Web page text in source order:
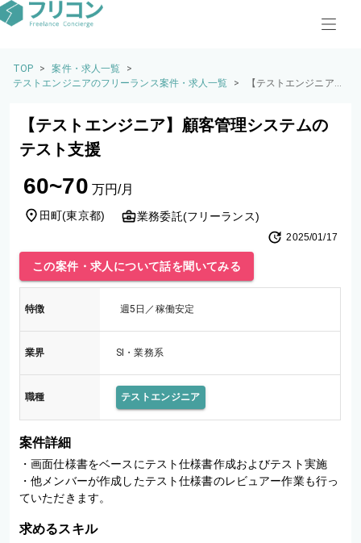
TOP > 案件・求人一覧
>
テストエンジニアのフリーランス案件・求人一覧
>
【テストエンジニア】
【テストエンジニア】顧客管理システムの
テスト支援
60~70 万円/月
田町(東京都) 業務委託(フリーランス)
2025/01/17
この案件・求人について話を聞いてみる
特徴 週5日／稼働安定
業界 SI・業務系
職種 テストエンジニア
案件詳細
・画面仕様書をベースにテスト仕様書作成およびテスト実施
・他メンバーが作成したテスト仕様書のレビュアー作業も行っ
ていただきます。
求めるスキル